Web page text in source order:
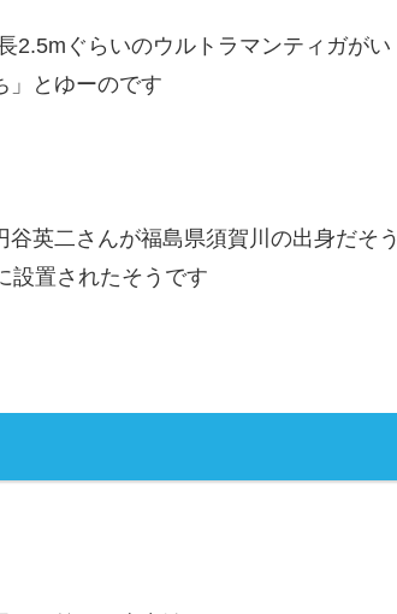
ぐらいのウルトラマンティガがい
とゆーのです
英二さんが福島県須賀川の出身だそう
置されたそうです